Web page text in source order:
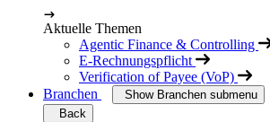
Aktuelle Themen
Agentic Finance & Controlling
E-Rechnungspflicht
Verification of Payee (VoP)
Branchen
Show Branchen submenu
Back